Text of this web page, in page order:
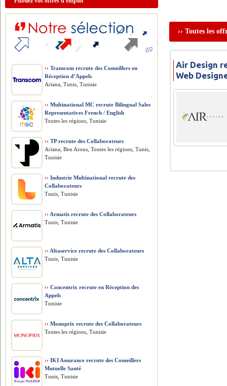
›› Toutes les
Air Design
Web
›› Transcom recrute des Conseillers en
Réception d’Appels
Ariana, Tunis, Tunisie
›› Multinational MC recrute Bilingual Sales
Representatives French / English
Toutes les régions, Tunisie
›› TP recrute des Collaborateurs
Ariana, Ben Arous, Toutes les régions, Tunis,
Tunisie
›› Industrie Multinational recrute des
Collaborateurs
Tunis, Tunisie
›› Armatis recrute des Collaborateurs
Tunis, Tunisie
›› Altaservice recrute des Collaborateurs
Tunis, Tunisie
›› Concentrix recrute en Réception des
Appels
Tunisie
›› Monoprix recrute des Collaborateurs
Toutes les régions, Tunisie
›› IKI Assurance recrute des Conseillers
Mutuelle Santé
Tunis, Tunisie